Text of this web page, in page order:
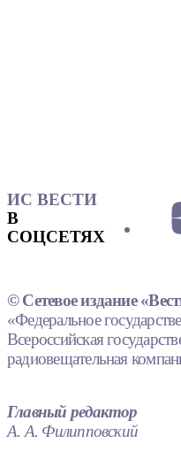
ИС ВЕСТИ
В
СОЦСЕТЯХ
© Сетевое издание
«Федеральное
Всероссийская
радиовещательная
Главный редактор
А. А. Филипповский